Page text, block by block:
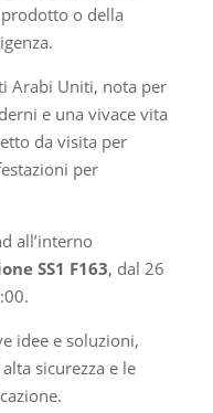
o della
Arabi Uniti, nota per
e una vivace vita
da visita per
per
all’interno
SS1 F163, dal 26
idee e soluzioni,
sicurezza e le